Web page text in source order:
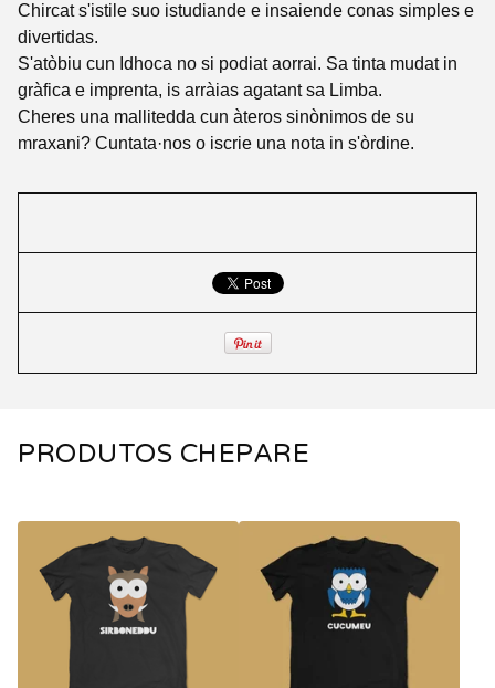
Chircat s'istile suo istudiande e insaiende conas simples e
divertidas.
S'atòbiu cun Idhoca no si podiat aorrai. Sa tinta mudat in
gràfica e imprenta, is arràias agatant sa Limba.
Cheres una mallitedda cun àteros sinònimos de su
mraxani? Cuntata·nos o iscrie una nota in s'òrdine.
PRODUTOS CHEPARE